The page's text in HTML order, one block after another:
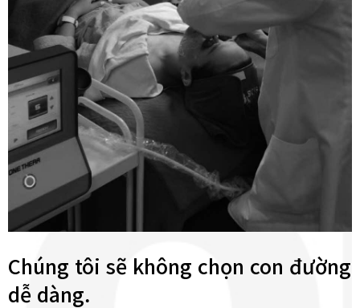
Chúng tôi sẽ không chọn con đường
dễ dàng.